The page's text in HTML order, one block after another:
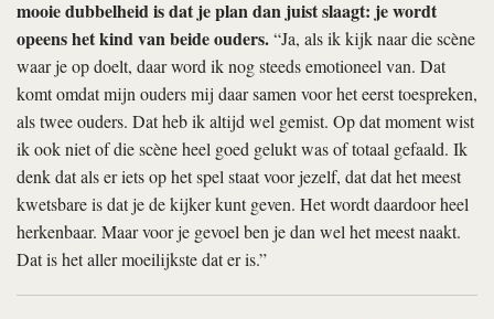
mooie dubbelheid is dat je plan dan juist slaagt: je wordt
opeens het kind van beide ouders.“Ja, als ik kijk naar die scène
waar je op doelt, daar word ik nog steeds emotioneel van. Dat
komt omdat mijn ouders mij daar samen voor het eerst toespreken,
als twee ouders. Dat heb ik altijd wel gemist. Op dat moment wist
ik ook niet of die scène heel goed gelukt was of totaal gefaald. Ik
denk dat als er iets op het spel staat voor jezelf, dat dat het meest
kwetsbare is dat je de kijker kunt geven. Het wordt daardoor heel
herkenbaar. Maar voor je gevoel ben je dan wel het meest naakt.
Dat is het aller moeilijkste dat er is.”